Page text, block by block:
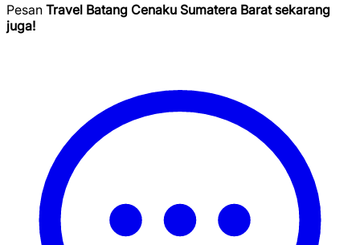
Pesan Travel Batang Cenaku Sumatera Barat sekarang
juga!